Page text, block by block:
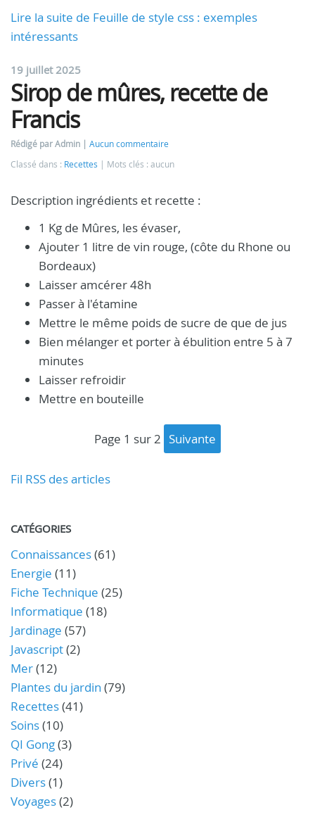
Lire la suite de Feuille de style css : exemples
intéressants
19 juillet 2025
Sirop de mûres, recette de
Francis
Rédigé par Admin
Aucun commentaire
Classé dans : Recettes Mots clés : aucun
Description ingrédients et recette :
1 Kg de Mûres, les évaser,
Ajouter 1 litre de vin rouge, (côte du Rhone ou
Bordeaux)
Laisser amcérer 48h
Passer à l'étamine
Mettre le même poids de sucre de que de jus
Bien mélanger et porter à ébulition entre 5 à 7
minutes
Laisser refroidir
Mettre en bouteille
page 1 sur 2 suivante
Fil RSS des articles
CATÉGORIES
Connaissances(61)
Energie (11)
Fiche Technique (25)
Informatique (18)
Jardinage (57)
Javascript(2)
Mer(12)
Plantes du jardin (79)
Recettes(41)
Soins(10)
QI Gong(3)
Privé (24)
Divers(1)
Voyages(2)